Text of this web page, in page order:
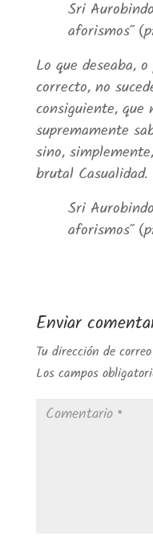
Sri
aforismos”
Lo que deseaba,
correcto, no
consiguiente, que
supremamente
sino,
brutal Casualidad.
Sri
aforismos”
Enviar
Tu dirección de
Los campos